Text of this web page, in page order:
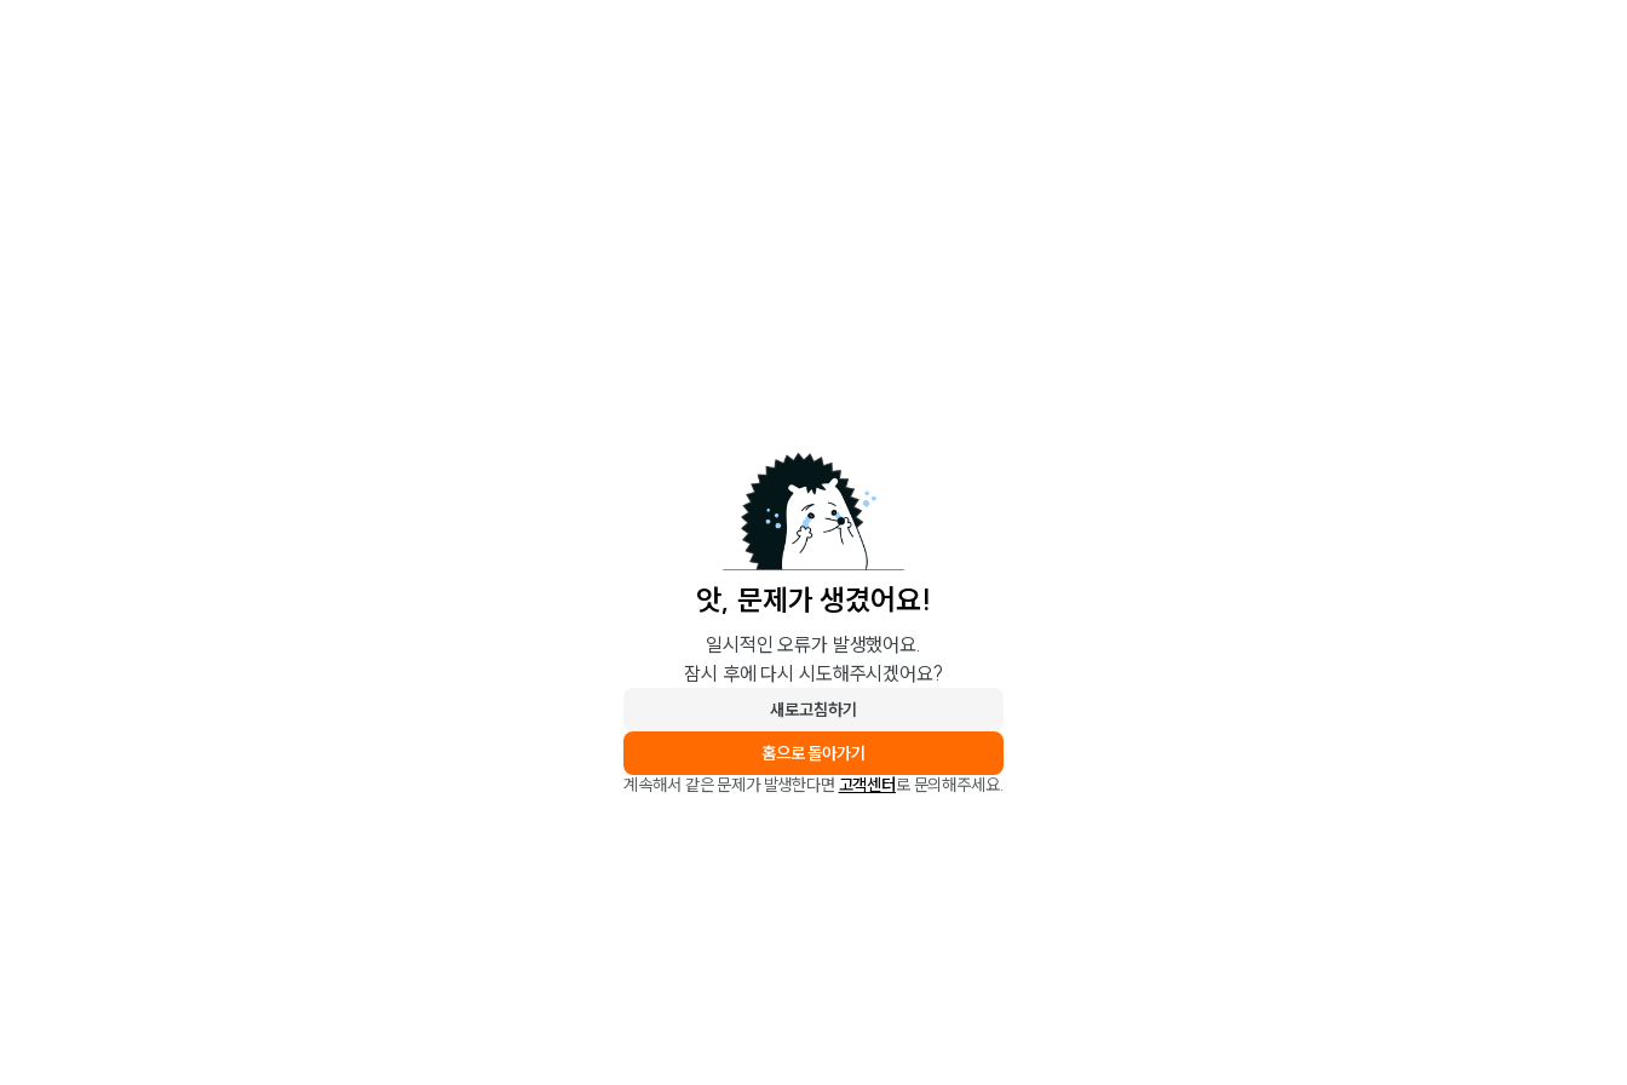
앗, 문제가 생겼어요!
일시적인 오류가 발생했어요.
잠시 후에 다시 시도해주시겠어요?
새로고침하기
홈으로 돌아가기
계속해서 같은 문제가 발생한다면 고객센터로 문의해주세요.